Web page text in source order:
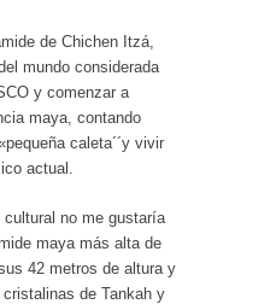
de Chichen Itzá,
mundo considerada
y comenzar a
maya, contando
caleta´´y vivir
actual.
cultural no me gustaría
maya más alta de
42 metros de altura y
de Tankah y